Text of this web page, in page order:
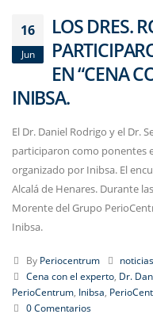
16
Jun
LOS DRES.
EN “CENA
INIBSA.
El Dr. Daniel Rodrigo y el Dr.
participaron como ponentes
organizado por Inibsa. El
Alcalá de Henares. Durante
Morente del Grupo
Inibsa.
By Periocentrum noticias
Cena con el experto, Dr.
PerioCentrum Inibsa
0 Comentarios